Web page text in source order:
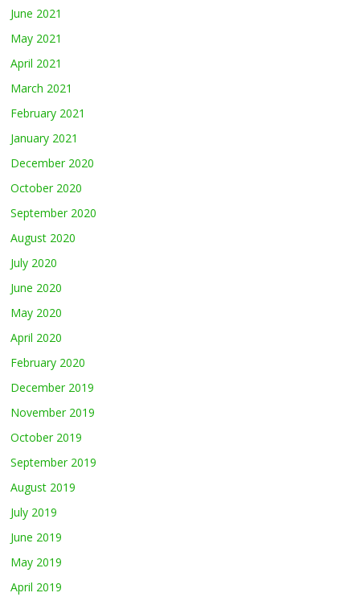
June 2021
May 2021
April 2021
March 2021
February 2021
January 2021
December 2020
October 2020
September 2020
August 2020
July 2020
June 2020
May 2020
April 2020
February 2020
December 2019
November 2019
October 2019
September 2019
August 2019
July 2019
June 2019
May 2019
April 2019